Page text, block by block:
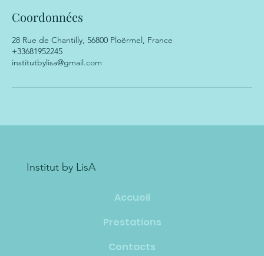
Coordonnées
28 Rue de Chantilly, 56800 Ploërmel, France
+33681952245
institutbylisa@gmail.com
Institut by LisA
Accueil
Prestations
Contacts